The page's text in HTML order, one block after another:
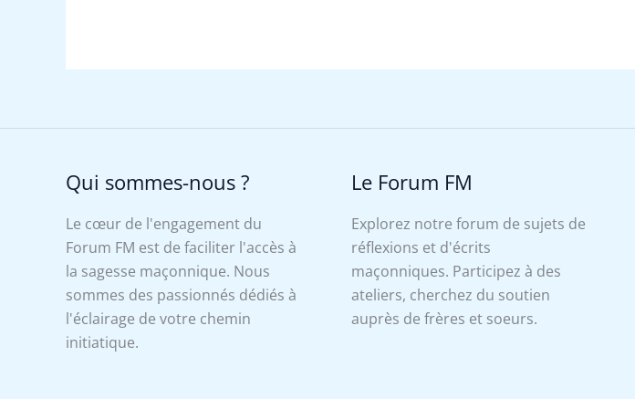
Qui sommes-nous ?
Le cœur de l'engagement du
Forum FM est de faciliter l'accès à
la sagesse maçonnique. Nous
sommes des passionnés dédiés à
l'éclairage de votre chemin
initiatique.
Le Forum FM
Explorez notre forum de sujets de
réflexions et d'écrits
maçonniques. Participez à des
ateliers, cherchez du soutien
auprès de frères et soeurs.